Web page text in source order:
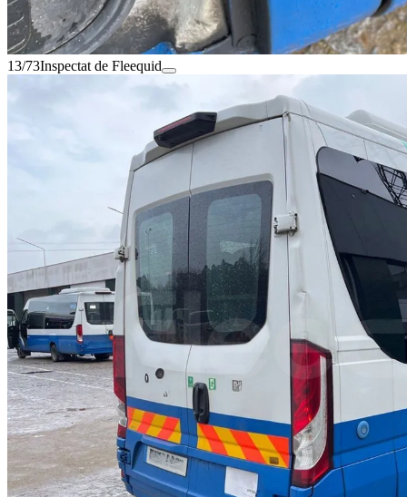
13/73Inspectat de Fleequid